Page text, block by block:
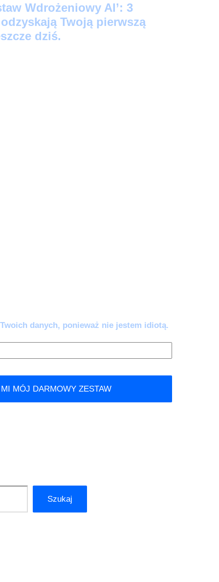
Wdrożeniowy AI’: 3
Twoją pierwszą
dziś.
danych, ponieważ nie jestem idiotą.
MÓJ DARMOWY ZESTAW
Szukaj